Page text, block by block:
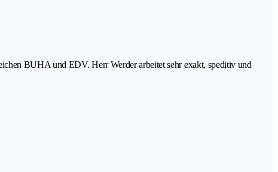
BUHA und EDV. Herr Werder arbeitet sehr exakt, speditiv und